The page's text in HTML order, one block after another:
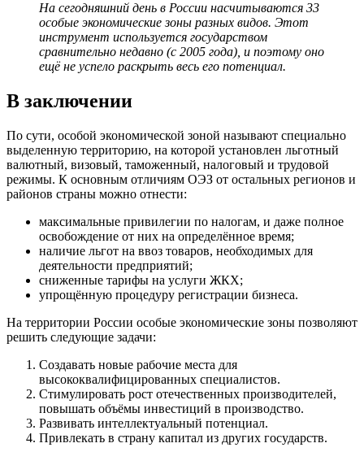
На сегодняшний день в России насчитываются 33
особые экономические зоны разных видов. Этот
инструмент используется государством
сравнительно недавно (с 2005 года), и поэтому оно
ещё не успело раскрыть весь его потенциал.
В заключении
По сути, особой экономической зоной называют специально
выделенную территорию, на которой установлен льготный
валютный, визовый, таможенный, налоговый и трудовой
режимы. К основным отличиям ОЭЗ от остальных регионов и
районов страны можно отнести:
максимальные привилегии по налогам, и даже полное
освобождение от них на определённое время;
наличие льгот на ввоз товаров, необходимых для
деятельности предприятий;
сниженные тарифы на услуги ЖКХ;
упрощённую процедуру регистрации бизнеса.
На территории России особые экономические зоны позволяют
решить следующие задачи:
Создавать новые рабочие места для
высококвалифицированных специалистов.
Стимулировать рост отечественных производителей,
повышать объёмы инвестиций в производство.
Развивать интеллектуальный потенциал.
Привлекать в страну капитал из других государств.